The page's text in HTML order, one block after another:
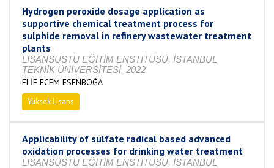
Hydrogen peroxide dosage application as
supportive chemical treatment process for
sulphide removal in refinery wastewater treatment
plants
LİSANSÜSTÜ EĞİTİM ENSTİTÜSÜ, İSTANBUL
TEKNİK ÜNİVERSİTESİ, 2022
ELİF ECEM ESENBOĞA
Yüksek Lisans
Applicability of sulfate radical based advanced
oxidation processes for drinking water treatment
LİSANSÜSTÜ EĞİTİM ENSTİTÜSÜ, İSTANBUL